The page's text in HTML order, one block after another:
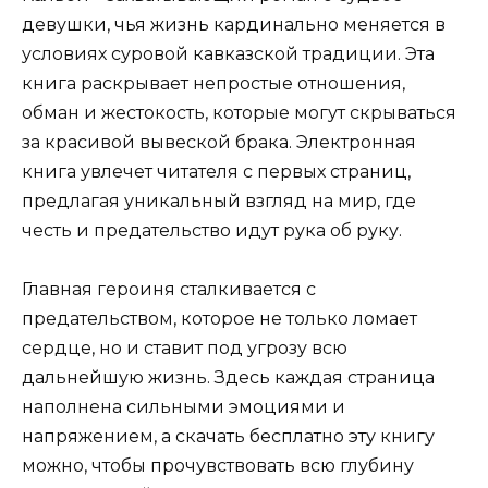
девушки, чья жизнь кардинально меняется в
условиях суровой кавказской традиции. Эта
книга раскрывает непростые отношения,
обман и жестокость, которые могут скрываться
за красивой вывеской брака. Электронная
книга увлечет читателя с первых страниц,
предлагая уникальный взгляд на мир, где
честь и предательство идут рука об руку.
Главная героиня сталкивается с
предательством, которое не только ломает
сердце, но и ставит под угрозу всю
дальнейшую жизнь. Здесь каждая страница
наполнена сильными эмоциями и
напряжением, а скачать бесплатно эту книгу
можно, чтобы прочувствовать всю глубину